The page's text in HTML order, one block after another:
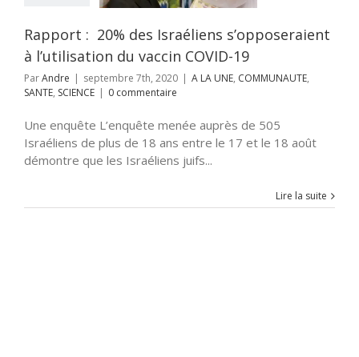
Rapport : 20% des Israéliens s’opposeraient
à l’utilisation du vaccin COVID-19
ParAndre | septembre 7th, 2020 | A LA UNE, COMMUNAUTE,
SANTE, SCIENCE | 0 commentaire
Une enquête L’enquête menée auprès de 505
Israéliens de plus de 18 ans entre le 17 et le 18 août
démontre que les Israéliens juifs...
Lire la suite